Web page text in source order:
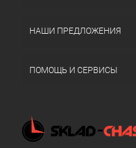
НАШИ ПРЕДЛОЖЕНИЯ
ПОМОЩЬ И СЕРВИСЫ